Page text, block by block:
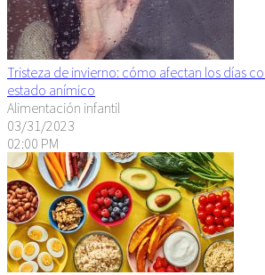
Tristeza de invierno: cómo afectan los días
estado anímico
Alimentación infantil
03/31/2023
02:00 PM